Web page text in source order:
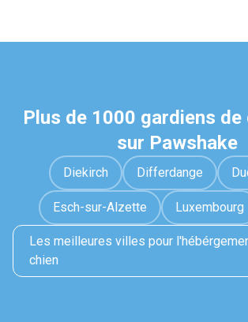
Plus de 1000 gardiens
sur Pawshake
Diekirch Differdange
Esch-sur-Alzette Luxembourg
Les meilleures villes pour
chien